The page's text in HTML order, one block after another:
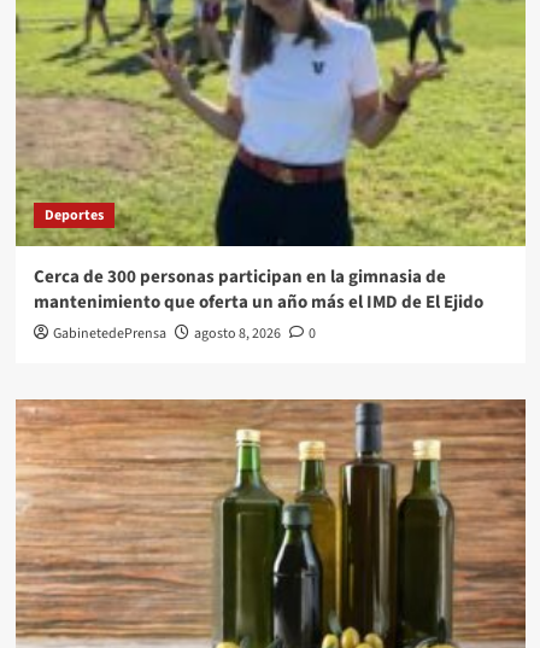
Deportes
Cerca de 300 personas participan en la gimnasia de
mantenimiento que oferta un año más el IMD de El Ejido
GabinetedePrensa agosto 8, 2026 0